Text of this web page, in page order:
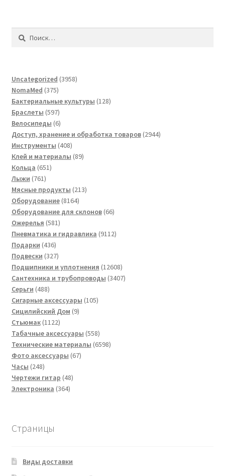
Найти:
Uncategorized 39583958
NomaMed 375375
товаров
Бактериальные культуры 128128
Браслеты 597597
товаров
Велосипеды 66
товаров
Доступ, хранение и обработка товаров 29442944
Инструменты 408408
товаров
Клей и материалы 8989
Кольца 651651
Лыжи 761761
товар
Мясные продукты 213213
Оборудование 81648164
товара
Оборудование для склонов 6666
Ожерелья 581581
товар
Пневматика и гидравлика 91129112
Подарки 436436
товаров
Подвески 327327
товаров
Подшипники и уплотнения 1260812608
товаров
Сантехника и трубопроводы 34073407
Серьги 488488
товаров
Сигарные аксессуары 105105
Сицилийский Дом 99
Стьюмак 11221122
товара
Табачные аксессуары 558558
товаров
Технические материалы 65986598
Фото аксессуары 6767
Часы 248248
товаров
Чертежи гитар 4848
Электроника 364364
Страницы
Виды доставки